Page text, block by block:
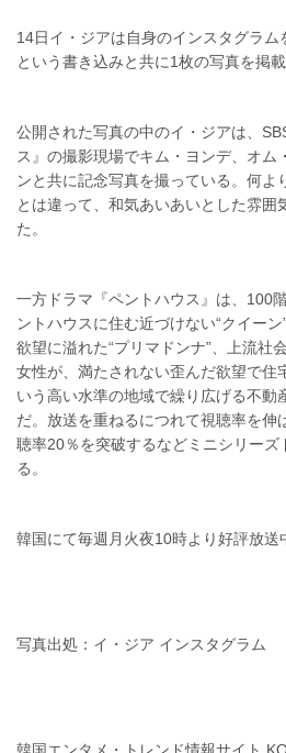
14日イ・ジアは自身のインスタグラム
という書き込みと共に1枚の写真を掲載
公開された写真の中のイ・ジアは、
ス』の撮影現場でキム・ヨンデ、オム
ンと共に記念写真を撮っている。何よ
とは違って、和気あいあいとした雰囲
た。
一方ドラマ『ペントハウス』は、100
ントハウスに住む近づけない“クイー
欲望に溢れた“プリマドンナ”、上流社
女性が、満たされない歪んだ欲望で住
いう高い水準の地域で繰り広げる不動
だ。放送を重ねるにつれて視聴率を伸
聴率20％を突破するなどミニシリーズ
る。
韓国にて毎週月火夜10時より好評放送
写真出処：イ・ジア インスタグラム